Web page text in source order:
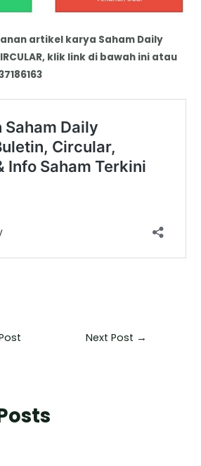
artikel karya Saham Daily
klik link di bawah ini atau
Next Post →